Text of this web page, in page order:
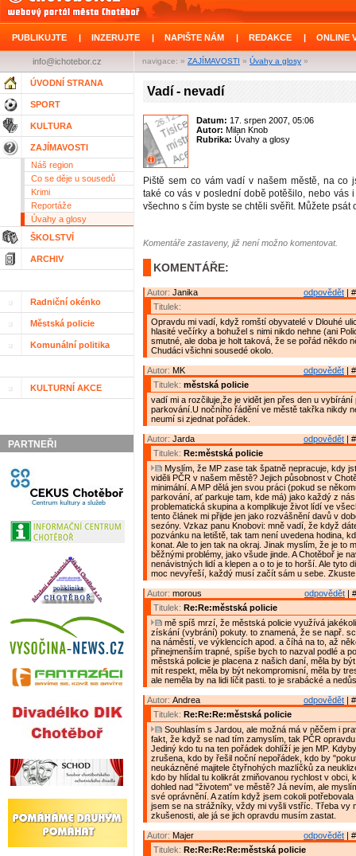
PUBLIKUJTE | INZERUJTE | NAPIŠTE NÁM | REDAKCE | ONLINE
navigace: » ZAJÍMAVOSTI » Úvahy a glosy »
info@ichotebor.cz
ÚVODNÍ STRANA
SPORT
KULTURA
ZAJÍMAVOSTI
Náš region
Co se děje u sousedů
Krimi
Reportáže
Úvahy a glosy
ŠKOLSTVÍ
ARCHIV
Radniční okénko
Městská policie
Komunální politika
KULTURNÍ AKCE
PARTNEŘI
Vadí - nevadí
Datum: 17. srpen 2007, 05:06
Autor: Milan Knob
Rubrika: Úvahy a glosy
Piště sem co vám vadí v našem městě, na co
také co vás v poslední době potěšilo, nebo vás
všechno s čím byste se chtěli svěřit. Můžete psát
Komentáře zastaveny, již není možno komentovat.
KOMENTÁŘE:
odpovědět |
Autor: Janika
Titulek:
Opravdu mi vadí, když romští obyvatelé v Dlouhé
hlasité večírky a bohužel s nimi nikdo nehne (ani
smutné, ale doba je holt taková, že se pořád někdo
Chudáci všichni sousedé okolo.
odpovědět |
Autor: MK
Titulek: městská policie
vadí mi a rozčiluje,že je vidět jen přes den u vybírání
parkování.U nočního řádění ve městě takřka nikdy
neumí si zjednat pořádek.
odpovědět |
Autor: Jarda
Titulek: Re:městská policie
Myslím, že MP zase tak špatně nepracuje, kdy
viděli PČR v našem městě? Jejich působnost v
minimální. A MP dělá jen svou práci (pokud se
parkování, ať parkuje tam, kde má) jako každý z
problematická skupina a komplikuje život lídí ve
tento článek mi přijde jen jako rozvášnění davů v
sezóny. Vzkaz panu Knobovi: mně vadí, že když
pozvánku na letiště, tak tam není uvedena hodina,
konat. Ale to jen tak na okraj. Jinak myslím, že je to
běžnými problémy, jako všude jinde. A Chotěboř je
nenávistných lidí a klepen a o to je to horší. Ale tyto
moc nevyřeší, každý musí začít sám u sebe.
odpovědět |
Autor: morous
Titulek: Re:Re:městská policie
mě spíš mrzí, že městská policie využívá
získání (vybrání) pokuty. to znamená, že se např.
na náměstí, ve výklencích apod. a číhá na to, až
přinejmenším trapné, spíše bych to nazval podlé a
městská policie je placena z našich daní, měla by
mít respekt, měla by být nekompromisní, měla by
ale neměla by na lidi líčit pasti. to je srabácké a
odpovědět |
Autor: Andrea
Titulek: Re:Re:Re:městská policie
Souhlasím s Jardou, ale možná má v něčem i
fakt, že když se nad tím zamyslím, tak PČR
Jediný kdo tu na ten pořádek dohlíží je jen MP.
zrušena, kdo by řešil noční nepořádek, kdo by
neukázněné majitele čtyřnohých mazlíčků za
kdo by hlídal tu kolikrát zmiňovanou rychlost v obci,
dohled nad "životem" ve městě? Já nevím, ale
své oprávnění. A zatím když jsem cokoli potřebovala
jsem se na strážníky, vždy mi vyšli vstříc. Třeba vy
zkušenosti, ale já se jich opravdu musím zastat.
odpovědět |
Autor: Majer
Titulek: Re:Re:Re:Re:městská policie